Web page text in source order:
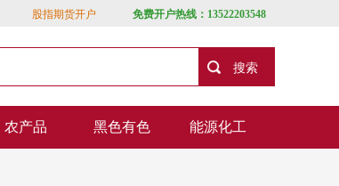
股指期货开户 免费开户热线：13522203548
农产品 黑色有色 能源化工